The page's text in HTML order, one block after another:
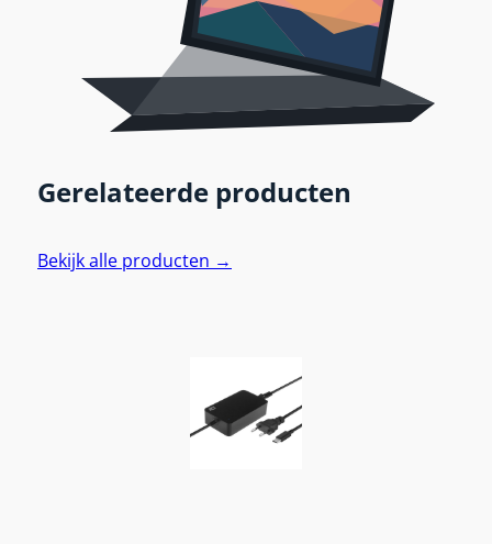
Gerelateerde producten
Bekijk alle producten →